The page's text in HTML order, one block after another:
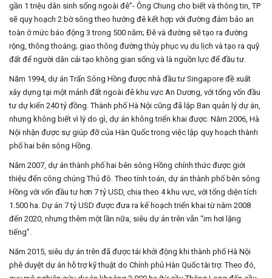
gần 1 triệu dân sinh sống ngoài đê”- Ông Chung cho biết và thông tin, TP
sẽ quy hoạch 2 bờ sông theo hướng đê kết hợp với đường đảm bảo an
toàn ở mức báo động 3 trong 500 năm; Đê và đường sẽ tạo ra đường
rộng, thông thoáng; giao thông đường thủy phục vụ du lịch và tạo ra quỹ
đất để người dân cải tạo không gian sống và là nguồn lực để đầu tư.
Năm 1994, dự án Trấn Sông Hồng được nhà đầu tư Singapore đề xuất
xây dựng tại một mảnh đất ngoài đê khu vực An Dương, với tổng vốn đầu
tư dự kiến 240 tỷ đồng. Thành phố Hà Nội cũng đã lập Ban quản lý dự án,
nhưng không biết vì lý do gì, dự án không triển khai được. Năm 2006, Hà
Nội nhận được sự giúp đỡ của Hàn Quốc trong việc lập quy hoạch thành
phố hai bên sông Hồng.
Năm 2007, dự án thành phố hai bên sông Hồng chính thức được giới
thiệu đến công chúng Thủ đô. Theo tính toán, dự án thành phố bên sông
Hồng với vốn đầu tư hơn 7 tỷ USD, chia theo 4 khu vực, với tổng diện tích
1.500 ha. Dự án 7 tỷ USD được đưa ra kế hoạch triển khai từ năm 2008
đến 2020, nhưng thêm một lần nữa, siêu dự án trên vẫn “im hơi lặng
tiếng”.
Năm 2015, siêu dự án trên đã được tái khởi động khi thành phố Hà Nội
phê duyệt dự án hỗ trợ kỹ thuật do Chính phủ Hàn Quốc tài trợ. Theo đó,